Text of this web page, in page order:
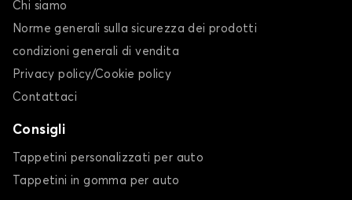
Chi siamo
Norme generali sulla sicurezza dei prodotti
condizioni generali di vendita
Privacy policy/Cookie policy
Contattaci
Consigli
Tappetini personalizzati per auto
Tappetini in gomma per auto